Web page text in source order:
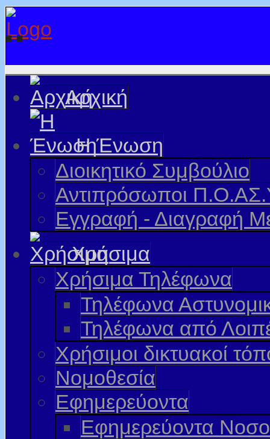
Αρχική
Η Ένωση
Διοικητικό Συμβούλιο
Αντιπρόσωποι
Εγγραφή - Διαγραφή
Χρήσιμα
Χρήσιμα Τηλέφωνα
Τηλέφωνα
Τηλέφωνα από
Χρήσιμοι δικτυακοί
Νομοθεσία
Εφημερεύοντα
Εφημερεύοντα